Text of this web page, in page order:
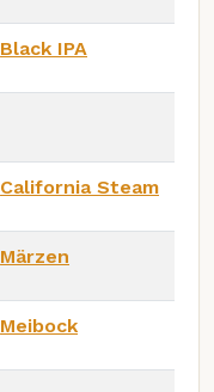
Black IPA
California Steam
Märzen
Meibock